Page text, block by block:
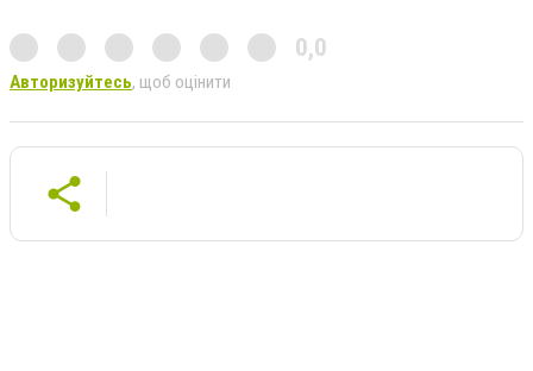
0,0
Авторизуйтесь, щоб оцінити